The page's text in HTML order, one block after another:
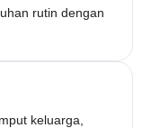
rutin dengan
keluarga,